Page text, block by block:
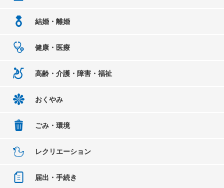
結婚・離婚
健康・医療
高齢・介護・障害・福祉
おくやみ
ごみ・環境
レクリエーション
届出・手続き